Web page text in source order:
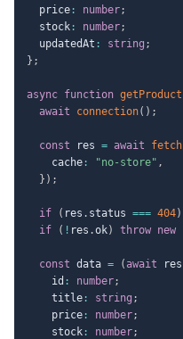
  price
: number;
  stock
: number;
  updatedAt
: string ;
} ;
async function getProduct
await
connection( ) ;
const res = await fetch
    cache
: "no-store" ,
} ) ;
if ( res . status === 404)
if
( ! res .ok) throw new
const data = ( await res
    id
: number;
    title
: string ;
    price
: number;
    stock
: number;